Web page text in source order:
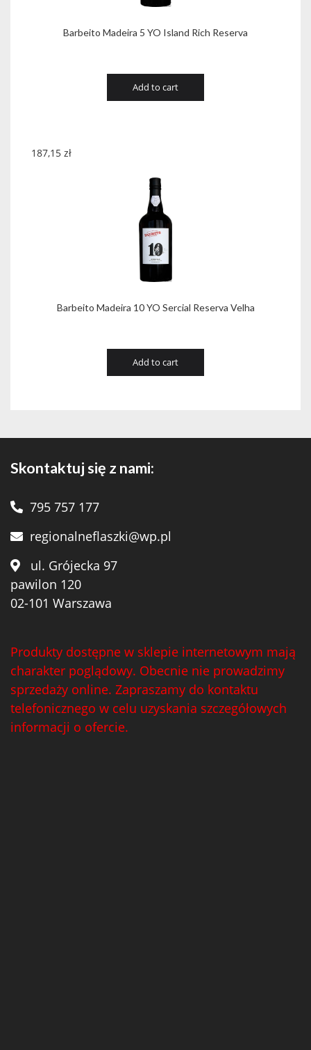
Barbeito Madeira 5 YO Island Rich Reserva
Add to cart
Barbeito Madeira 10 YO Sercial Reserva Velha
187,15 zł
Add to cart
Skontaktuj się z nami:
795 757 177
regionalneflaszki@wp.pl
ul. Grójecka 97
pawilon 120
02-101 Warszawa
Produkty dostępne w sklepie internetowym mają
charakter poglądowy. Obecnie nie prowadzimy
sprzedaży online. Zapraszamy do kontaktu
telefonicznego w celu uzyskania szczegółowych
informacji o ofercie.